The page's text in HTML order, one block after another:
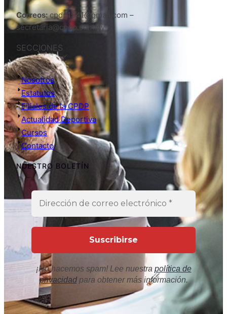
Correos:cpdp1941@gmail.com –
secretaria@cpdp.com.py
SECCIONES
Nosotros
Estatutos
Filiales de la CPDP
Actualidad Deportiva
Cursos
Contacto
NUESTRO BOLETÍN
¡No hacemos spam! Lee nuestra política de
privacidadpara obtener más información.